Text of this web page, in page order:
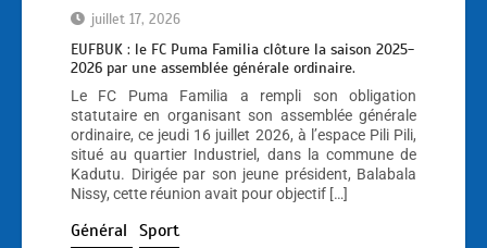
juillet 17, 2026
EUFBUK : le FC Puma Familia clôture la saison 2025-
2026 par une assemblée générale ordinaire.
Le FC Puma Familia a rempli son obligation
statutaire en organisant son assemblée générale
ordinaire, ce jeudi 16 juillet 2026, à l’espace Pili Pili,
situé au quartier Industriel, dans la commune de
Kadutu. Dirigée par son jeune président, Balabala
Nissy, cette réunion avait pour objectif […]
Général Sport